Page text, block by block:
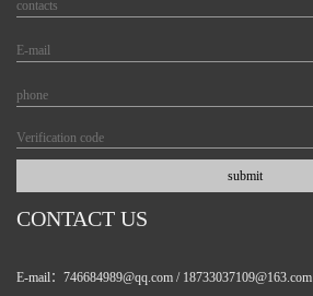
CONTACT US
E-mail：746684989@qq.com / 18733037109@163.com